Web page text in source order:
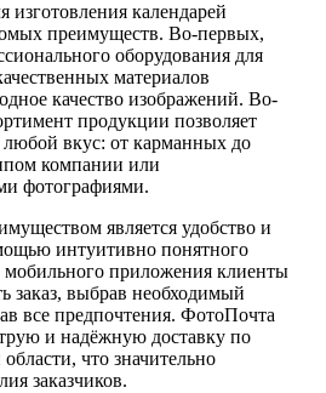
календарей
преимуществ. Во-первых,
оборудования для
материалов
качество изображений. Во-
продукции позволяет
любой вкус: от карманных до
компании или
фотографиями.
является удобство и
интуитивно понятного
мобильного приложения клиенты
заказ, выбрав необходимый
все предпочтения. ФотоПочта
и надёжную доставку по
что значительно
заказчиков.